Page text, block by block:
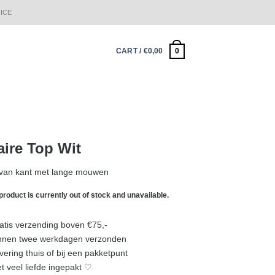
CART / €0,00 0
Top Wit
kant met lange mouwen
is currently out of stock and unavailable.
verzending boven €75,-
twee werkdagen verzonden
thuis of bij een pakketpunt
veel liefde ingepakt ♡